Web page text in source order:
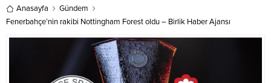
Anasayfa
Gündem
Fenerbahçe’nin rakibi Nottingham Forest oldu – Birlik Haber Ajansı